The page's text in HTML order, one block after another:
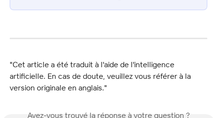
"Cet article a été traduit à l'aide de l'intelligence
artificielle. En cas de doute, veuillez vous référer à la
version originale en anglais."
Avez-vous trouvé la réponse à votre question ?